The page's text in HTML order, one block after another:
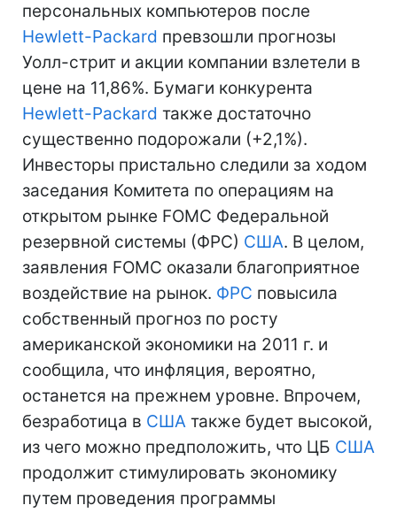
персональных компьютеров после
Hewlett-Packard превзошли прогнозы
Уолл-стрит и акции компании взлетели в
цене на 11,86%. Бумаги конкурента
Hewlett-Packard также достаточно
существенно подорожали (+2,1%).
Инвесторы пристально следили за ходом
заседания Комитета по операциям на
открытом рынке FOMC Федеральной
резервной системы (ФРС) США. В целом,
заявления FOMC оказали благоприятное
воздействие на рынок. ФРС повысила
собственный прогноз по росту
американской экономики на 2011 г. и
сообщила, что инфляция, вероятно,
останется на прежнем уровне. Впрочем,
безработица в США также будет высокой,
из чего можно предположить, что ЦБ США
продолжит стимулировать экономику
путем проведения программы